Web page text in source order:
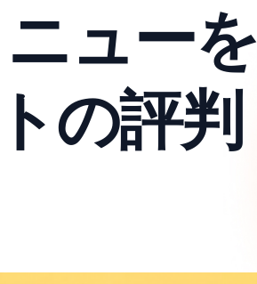
ューを
の評判